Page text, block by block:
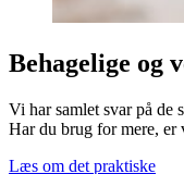
Behagelige og
Vi har samlet svar på de
Har du brug for mere,
Læs om det praktiske